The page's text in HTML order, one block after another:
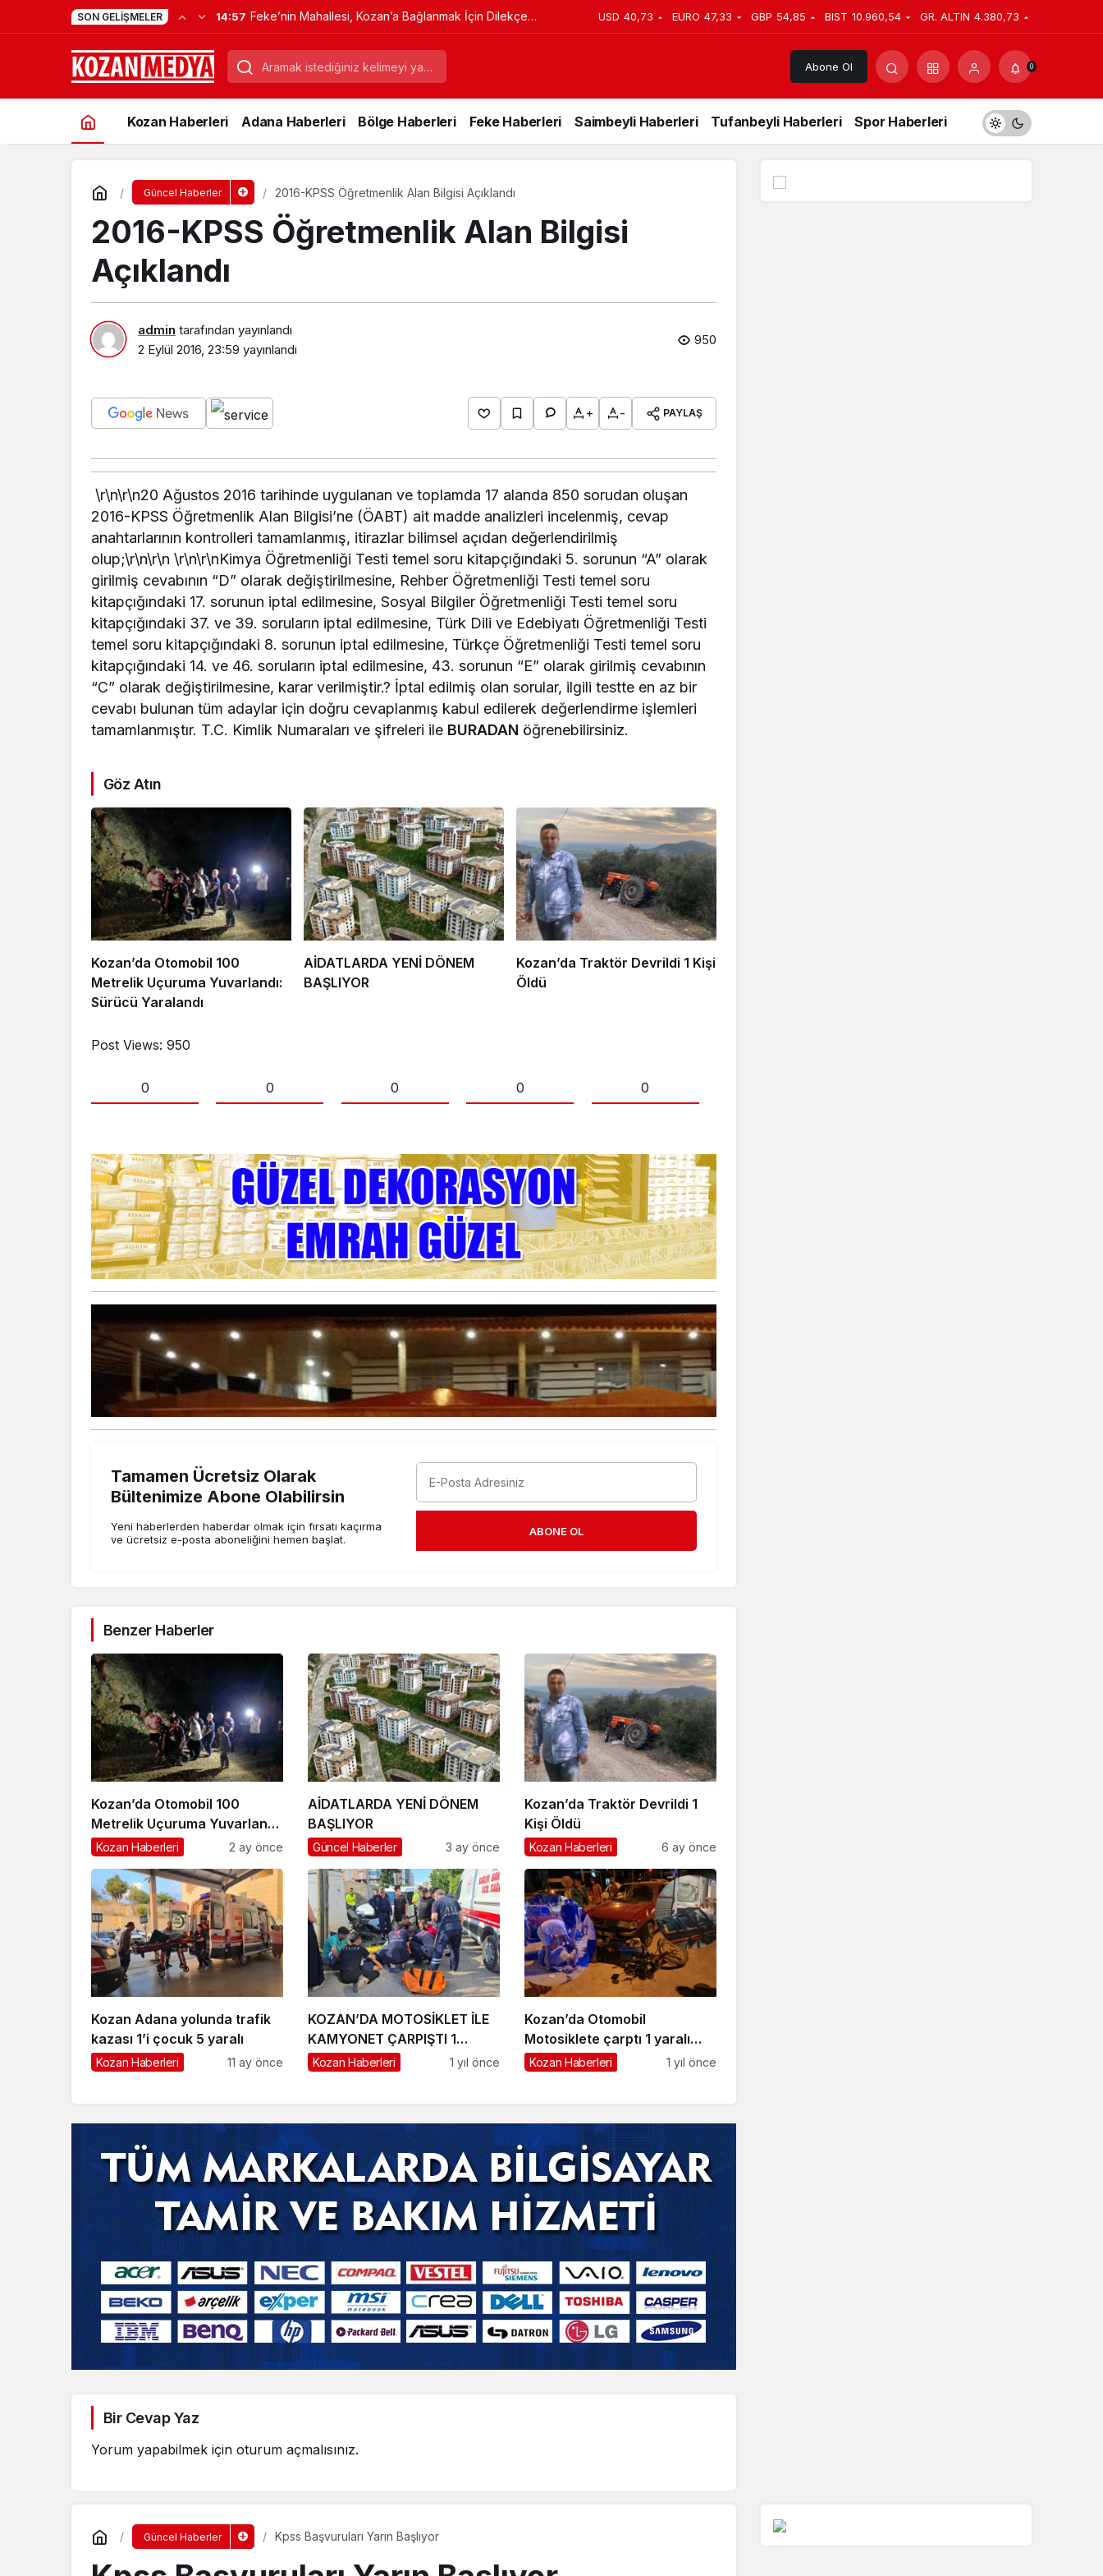
SON GELIŞMELER 14:57 Feke’nin Mahallesi, Kozan’a Bağlanmak İçin Dilekçe
Verdi
USD 40,73 EURO 47,33 GBP 54,85 BIST 10.960,54 GR. ALTIN 4.380,73
Abone Ol 0
Kozan Haberleri Adana Haberleri Bölge Haberleri Feke Haberleri Saimbeyli Haberleri Tufanbeyli Haberleri Spor Haberleri
Güncel Haberler 2016-KPSS Öğretmenlik Alan Bilgisi Açıklandı
2016-KPSS Öğretmenlik Alan Bilgisi
Açıklandı
admin tarafından yayınlandı
2 Eylül 2016, 23:59 yayınlandı
950
+ - PAYLAŞ
\r\n\r\n20 Ağustos 2016 tarihinde uygulanan ve toplamda 17 alanda 850 sorudan oluşan
2016-KPSS Öğretmenlik Alan Bilgisi’ne (ÖABT) ait madde analizleri incelenmiş, cevap
anahtarlarının kontrolleri tamamlanmış, itirazlar bilimsel açıdan değerlendirilmiş
olup;\r\n\r\n \r\n\r\nKimya Öğretmenliği Testi temel soru kitapçığındaki 5. sorunun “A” olarak
girilmiş cevabının “D” olarak değiştirilmesine, Rehber Öğretmenliği Testi temel soru
kitapçığındaki 17. sorunun iptal edilmesine, Sosyal Bilgiler Öğretmenliği Testi temel soru
kitapçığındaki 37. ve 39. soruların iptal edilmesine, Türk Dili ve Edebiyatı Öğretmenliği Testi
temel soru kitapçığındaki 8. sorunun iptal edilmesine, Türkçe Öğretmenliği Testi temel soru
kitapçığındaki 14. ve 46. soruların iptal edilmesine, 43. sorunun “E” olarak girilmiş cevabının
“C” olarak değiştirilmesine, karar verilmiştir.? İptal edilmiş olan sorular, ilgili testte en az bir
cevabı bulunan tüm adaylar için doğru cevaplanmış kabul edilerek değerlendirme işlemleri
tamamlanmıştır. T.C. Kimlik Numaraları ve şifreleri ile BURADAN öğrenebilirsiniz.
Göz Atın
Kozan’da Otomobil 100
Metrelik Uçuruma Yuvarlandı:
Sürücü Yaralandı
AİDATLARDA YENİ DÖNEM
BAŞLIYOR
Kozan’da Traktör Devrildi 1 Kişi
Öldü
Post Views: 950
0 0 0 0 0
Tamamen Ücretsiz Olarak
Bültenimize Abone Olabilirsin
Yeni haberlerden haberdar olmak için fırsatı kaçırma
ve ücretsiz e-posta aboneliğini hemen başlat.
ABONE OL
Benzer Haberler
Kozan’da Otomobil 100
Metrelik Uçuruma Yuvarlandı:
Sürücü Yaralandı
Kozan Haberleri 2 ay önce
AİDATLARDA YENİ DÖNEM
BAŞLIYOR
Güncel Haberler 3 ay önce
Kozan’da Traktör Devrildi 1
Kişi Öldü
Kozan Haberleri 6 ay önce
Kozan Adana yolunda trafik
kazası 1’i çocuk 5 yaralı
Kozan Haberleri 11 ay önce
KOZAN’DA MOTOSİKLET İLE
KAMYONET ÇARPIŞTI 1
YARALI
Kozan Haberleri 1 yıl önce
Kozan’da Otomobil
Motosiklete çarptı 1 yaralı
kaza anı güvenlik
Kozan Haberleri 1 yıl önce
Bir Cevap Yaz
Yorum yapabilmek için oturum açmalısınız.
Güncel Haberler Kpss Başvuruları Yarın Başlıyor